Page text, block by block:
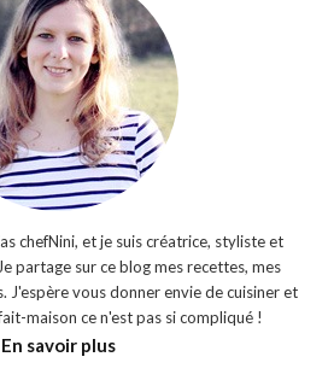
chefNini, et je suis créatrice, styliste et
partage sur ce blog mes recettes, mes
J'espère vous donner envie de cuisiner et
maison ce n'est pas si compliqué !
En savoir plus